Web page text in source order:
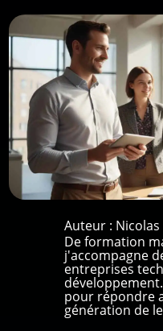
Auteur : Nicolas
De formation
j'accompagne
entreprises
développement.
pour répondre
génération de